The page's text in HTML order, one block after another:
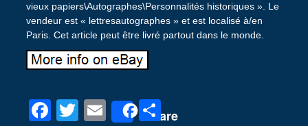
vieux papiers\Autographes\Personnalités historiques ». Le
vendeur est « lettresautographes » et est localisé à/en
Paris. Cet article peut être livré partout dans le monde.
F
T
E
Share
P